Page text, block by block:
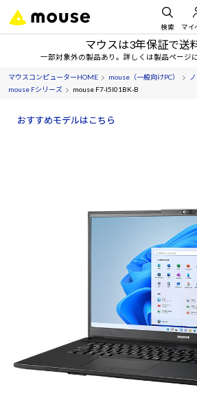
検索 マイ
マウスは3年保証で送
一部対象外の製品あり。詳しくは製品ページ
マウスコンピューターHOME mouse（一般向けPC）
mouse Fシリーズ
mouse F7-I5I01BK-B
おすすめモデルはこちら